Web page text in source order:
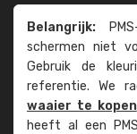
Belangrijk:
schermen niet
Gebruik de
referentie. We
waaier te kopen
heeft al een